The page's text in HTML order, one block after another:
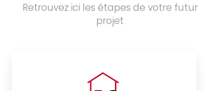
Retrouvez ici les étapes de votre futur
projet